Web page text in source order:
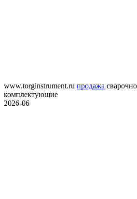
www.torginstrument.ru продажа
комплектующие
2026-06